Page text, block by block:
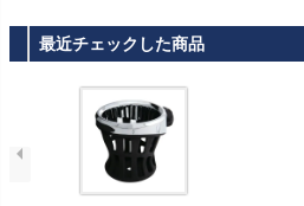
最近チェックした商品